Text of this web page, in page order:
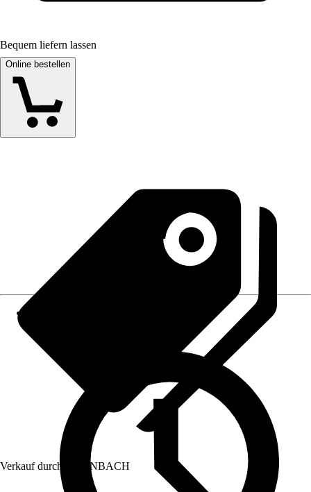
Bequem liefern lassen
Online bestellen
Verkauf durch: HORNBACH